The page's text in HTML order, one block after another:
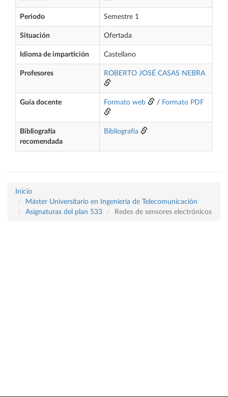
Periodo Semestre 1
Situación Ofertada
Idioma de impartición Castellano
Profesores ROBERTO JOSÉ CASAS NEBRA
Guía docente Formato web / Formato PDF
Bibliografía
recomendada
Bibliografía
Inicio
Máster Universitario en Ingeniería de Telecomunicación
Asignaturas del plan 533
Redes de sensores electrónicos